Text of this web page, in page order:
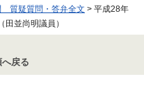
質疑質問・答弁全文 > 平成28年
並尚明議員）
戻る